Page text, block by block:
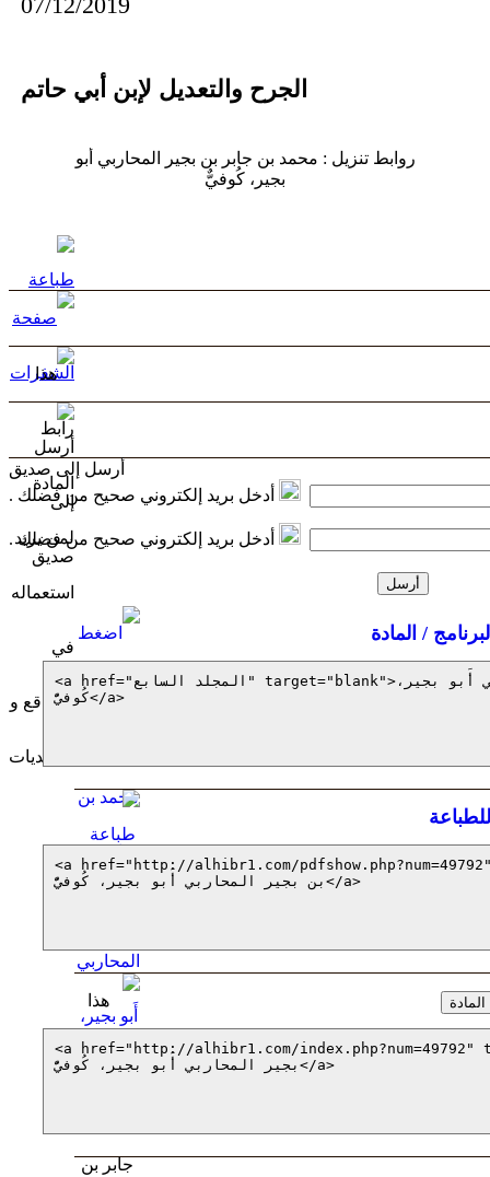
الجرح والتعديل لإبن أبي حاتم
روابط تنزيل : محمد بن جابر بن بجير المحاربي أَبو
بجير، كُوفيٌّ
أرسل إلى صديق
أدخل بريد إلكتروني صحيح من فضلك
أدخل بريد إلكتروني صحيح من فضلك
/ المادة